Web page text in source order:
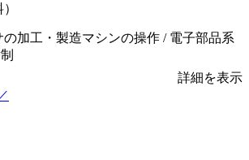
の加工・製造マシンの操作 / 電子部品系
詳細を表示